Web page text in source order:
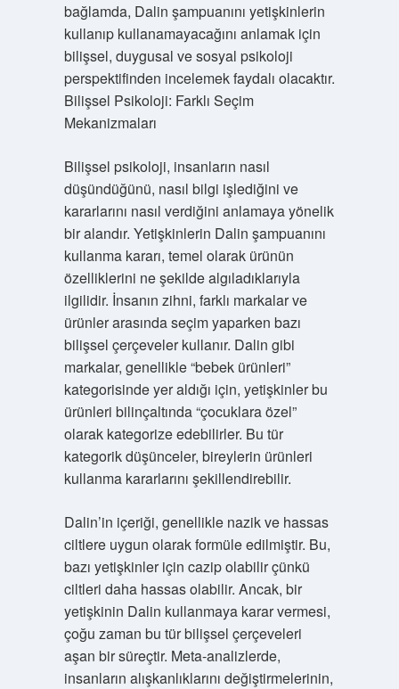
bağlamda, Dalin şampuanını yetişkinlerin
kullanıp kullanamayacağını anlamak için
bilişsel, duygusal ve sosyal psikoloji
perspektifinden incelemek faydalı olacaktır.
Bilişsel Psikoloji: Farklı Seçim
Mekanizmaları
Bilişsel psikoloji, insanların nasıl
düşündüğünü, nasıl bilgi işlediğini ve
kararlarını nasıl verdiğini anlamaya yönelik
bir alandır. Yetişkinlerin Dalin şampuanını
kullanma kararı, temel olarak ürünün
özelliklerini ne şekilde algıladıklarıyla
ilgilidir. İnsanın zihni, farklı markalar ve
ürünler arasında seçim yaparken bazı
bilişsel çerçeveler kullanır. Dalin gibi
markalar, genellikle “bebek ürünleri”
kategorisinde yer aldığı için, yetişkinler bu
ürünleri bilinçaltında “çocuklara özel”
olarak kategorize edebilirler. Bu tür
kategorik düşünceler, bireylerin ürünleri
kullanma kararlarını şekillendirebilir.
Dalin’in içeriği, genellikle nazik ve hassas
ciltlere uygun olarak formüle edilmiştir. Bu,
bazı yetişkinler için cazip olabilir çünkü
ciltleri daha hassas olabilir. Ancak, bir
yetişkinin Dalin kullanmaya karar vermesi,
çoğu zaman bu tür bilişsel çerçeveleri
aşan bir süreçtir. Meta-analizlerde,
insanların alışkanlıklarını değiştirmelerinin,